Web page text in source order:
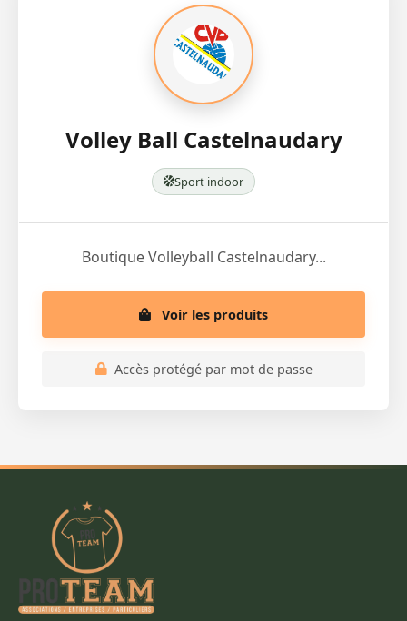
Volley Ball Castelnaudary
Sport indoor
Boutique Volleyball Castelnaudary...
Voir les produits
Accès protégé par mot de passe